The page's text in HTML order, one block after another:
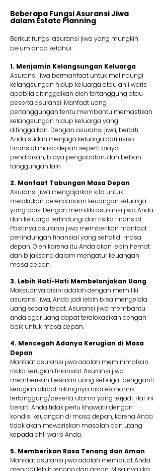
Beberapa Fungsi Asuransi Jiwa
dalam Estate Planning
Berikut fungsi asuransi jiwa yang mungkin
belum anda ketahui :
1. Menjamin Kelangsungan Keluarga
Asuransi jiwa bermanfaat untuk melindungi
kelangsungan hidup keluarga atau ahli waris
apabila ditinggalkan oleh tertanggung atau
peserta asuransi. Manfaat uang
pertanggungan tentu membantu memastikan
kelangsungan hidup keluarga yang
ditinggalkan. Dengan asuransi jiwa, berarti
Anda sudah menjaga keluarga dari risiko
finansial masa depan seperti biaya
pendidikan, biaya pengobatan, dan beban
tanggungan lain.
2. Manfaat Tabungan Masa Depan
Asuransi jiwa mengajarkan kita untuk
melakukan perencanaan keuangan keluarga
yang baik. Dengan memiliki asuransi jiwa Anda
dan keluarga terlindungi dari risiko finansial.
Pastinya asuransi jiwa memberikan manfaat
perlindungan finansial yang sehat di masa
depan. Oleh karena itu Anda akan lebih hemat
dan bijaksana dalam mengatur keuangan
masa depan.
3. Lebih Hati-Hati Membelanjakan Uang
Maksudnya disini adalah dengan memiliki
asuransi jiwa, Anda jadi lebih bisa mengelola
uang secara tepat. Asuransi jiwa membantu
anda agar uang dapat teralokasikan dengan
baik untuk masa depan.
4. Mencegah Adanya Kerugian di Masa
Depan
Manfaat asuransi jiwa adalah meminimalkan
risiko kerugian finansial. Asuransi jiwa
memberikan besaran uang sebagai pengganti
kerugian akibat hilangnya nilai ekonomis
tertanggung/peserta utama yang terjadi. Hal ini
berarti Anda tidak perlu khawatir dengan
kondisi keuangan di masa depan, karena Anda
tidak akan mewariskan masalah dan utang
kepada ahli waris Anda.
5. Memberikan Rasa Tenang dan Aman
Manfaat asuransi jiwa adalah membuat Anda
menjadi lebih tenang dan aman. Misalnya jika